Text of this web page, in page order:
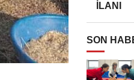
İLANI
SON